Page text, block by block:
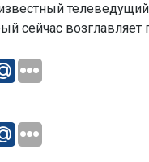
сейчас